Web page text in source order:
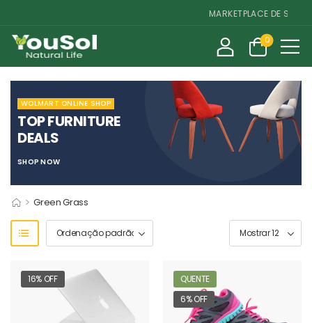
MARKETPLACE DE
0
WOLMART ONLINE SHOP
TOP FURNITURE
DEALS
SHOP NOW
> Green Grass
16% OFF
QUENTE
6% OFF